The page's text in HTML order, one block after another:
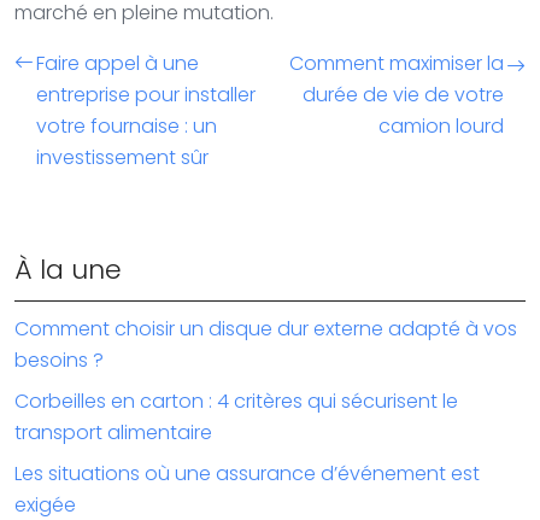
marché en pleine mutation.
Faire appel à une
entreprise pour installer
votre fournaise : un
investissement sûr
Comment maximiser la
durée de vie de votre
camion lourd
À la une
Comment choisir un disque dur externe adapté à vos
besoins ?
Corbeilles en carton : 4 critères qui sécurisent le
transport alimentaire
Les situations où une assurance d’événement est
exigée